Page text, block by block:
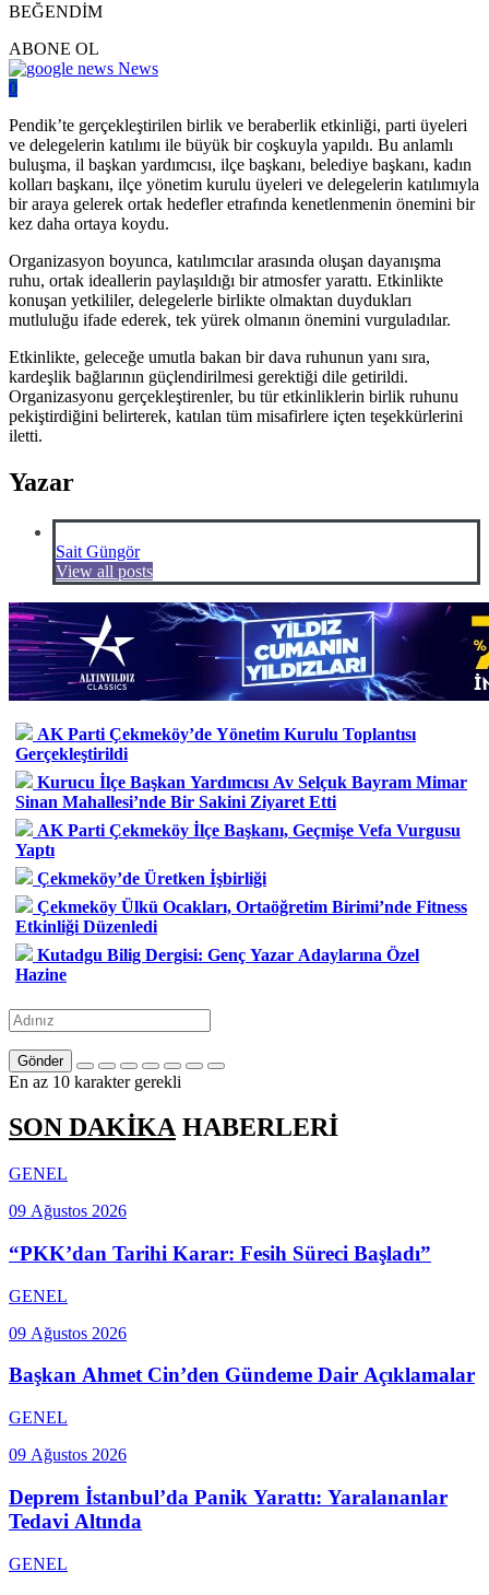
BEĞENDİM
ABONE OL
News
0
Pendik’te gerçekleştirilen birlik ve beraberlik etkinliği, parti üyeleri
ve delegelerin katılımı ile büyük bir coşkuyla yapıldı. Bu anlamlı
buluşma, il başkan yardımcısı, ilçe başkanı, belediye başkanı, kadın
kolları başkanı, ilçe yönetim kurulu üyeleri ve delegelerin katılımıyla
bir araya gelerek ortak hedefler etrafında kenetlenmenin önemini bir
kez daha ortaya koydu.
Organizasyon boyunca, katılımcılar arasında oluşan dayanışma
ruhu, ortak ideallerin paylaşıldığı bir atmosfer yarattı. Etkinlikte
konuşan yetkililer, delegelerle birlikte olmaktan duydukları
mutluluğu ifade ederek, tek yürek olmanın önemini vurguladılar.
Etkinlikte, geleceğe umutla bakan bir dava ruhunun yanı sıra,
kardeşlik bağlarının güçlendirilmesi gerektiği dile getirildi.
Organizasyonu gerçekleştirenler, bu tür etkinliklerin birlik ruhunu
pekiştirdiğini belirterek, katılan tüm misafirlere içten teşekkürlerini
iletti.
Yazar
Sait Güngör
View all posts
AK Parti Çekmeköy’de Yönetim Kurulu Toplantısı
Gerçekleştirildi
Kurucu İlçe Başkan Yardımcısı Av Selçuk Bayram Mimar
Sinan Mahallesi’nde Bir Sakini Ziyaret Etti
AK Parti Çekmeköy İlçe Başkanı, Geçmişe Vefa Vurgusu
Yaptı
Çekmeköy’de Üretken İşbirliği
Çekmeköy Ülkü Ocakları, Ortaöğretim Birimi’nde Fitness
Etkinliği Düzenledi
Kutadgu Bilig Dergisi: Genç Yazar Adaylarına Özel
Hazine
Gönder
En az 10 karakter gerekli
SON DAKİKAHABERLERİ
GENEL
09 Ağustos 2026
“PKK’dan Tarihi Karar: Fesih Süreci Başladı”
GENEL
09 Ağustos 2026
Başkan Ahmet Cin’den Gündeme Dair Açıklamalar
GENEL
09 Ağustos 2026
Deprem İstanbul’da Panik Yarattı: Yaralananlar
Tedavi Altında
GENEL